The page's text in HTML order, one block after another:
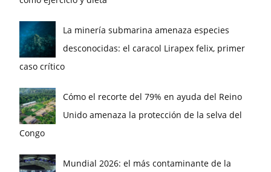
La minería submarina amenaza especies
desconocidas: el caracol Lirapex felix, primer
caso crítico
Cómo el recorte del 79% en ayuda del Reino
Unido amenaza la protección de la selva del
Congo
Mundial 2026: el más contaminante de la